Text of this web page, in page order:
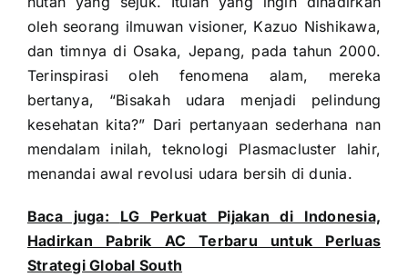
oleh seorang ilmuwan visioner, Kazuo Nishikawa,
dan timnya di Osaka, Jepang, pada tahun 2000.
Terinspirasi oleh fenomena alam, mereka
bertanya, “Bisakah udara menjadi pelindung
kesehatan kita?” Dari pertanyaan sederhana nan
mendalam inilah, teknologi Plasmacluster lahir,
menandai awal revolusi udara bersih di dunia.
Baca juga: LG Perkuat Pijakan di Indonesia,
Hadirkan Pabrik AC Terbaru untuk Perluas
Strategi Global South